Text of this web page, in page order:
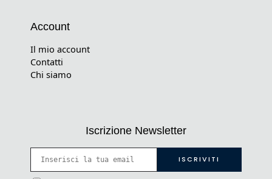
Account
Il mio account
Contatti
Chi siamo
Iscrizione Newsletter